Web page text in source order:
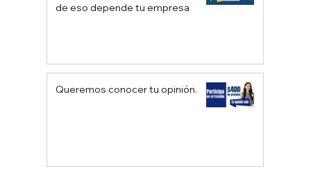
de eso depende tu empresa
Queremos conocer tu opinión.